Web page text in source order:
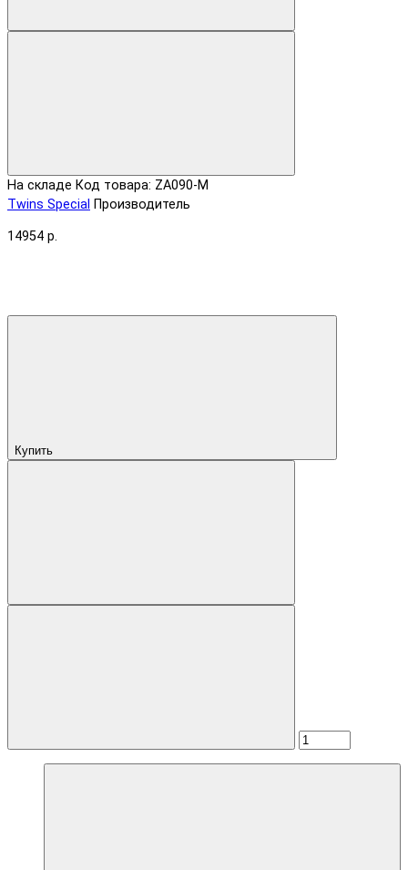
На складе Код товара: ZA090-M
Twins Special Производитель
14954 р.
Купить